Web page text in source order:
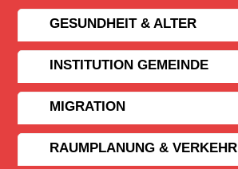
GESUNDHEIT & ALTER
INSTITUTION GEMEINDE
MIGRATION
RAUMPLANUNG & VERKEHR